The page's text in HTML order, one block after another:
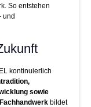
So entstehen
und
kontinuierlich
sowie
bildet